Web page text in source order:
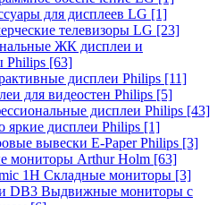
для дисплеев LG [1]
телевизоры LG [23]
ЖК дисплеи и
Philips [63]
дисплеи Philips [11]
для видеостен Philips [5]
дисплеи Philips [43]
яркие дисплеи Philips [1]
вывески E-Paper Philips [3]
мониторы Arthur Holm [63]
1Н Складные мониторы [3]
DB3 Выдвижные мониторы с